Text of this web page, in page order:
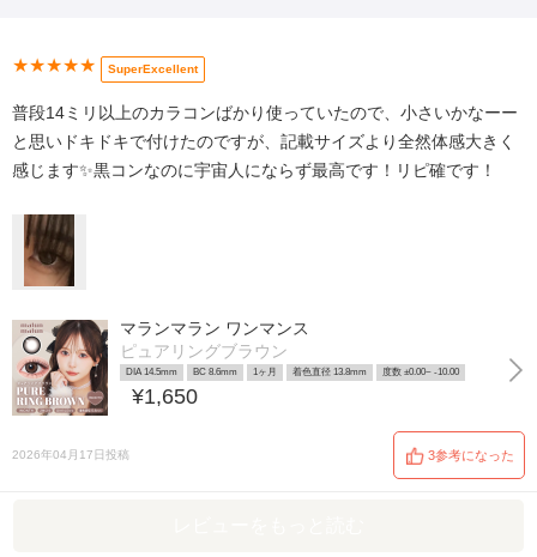
★★★★★ SuperExcellent
普段14ミリ以上のカラコンばかり使っていたので、小さいかなーー
と思いドキドキで付けたのですが、記載サイズより全然体感大きく
感じます✨️黒コンなのに宇宙人にならず最高です！リピ確です！
マランマラン ワンマンス
ピュアリングブラウン
DIA 14.5mm BC 8.6mm 1ヶ月 着色直径 13.8mm 度数 ±0.00~ -10.00
¥1,650
2026年04月17日投稿 3参考になった